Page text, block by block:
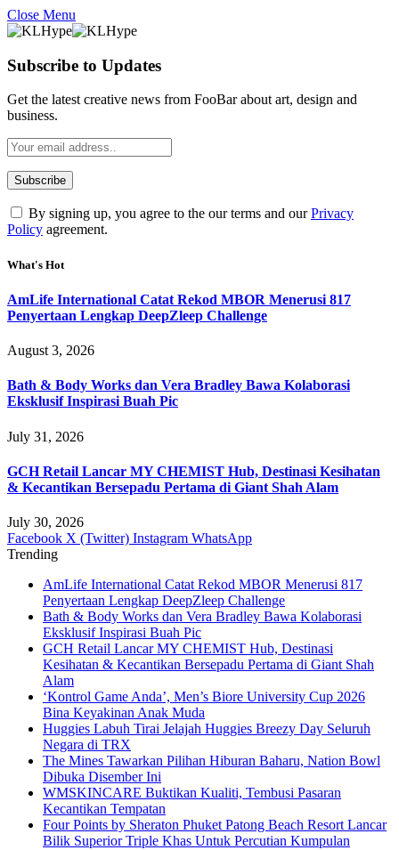
Close Menu
Subscribe to Updates
Get the latest creative news from FooBar about art, design and
business.
By signing up, you agree to the our terms and ourPrivacy
Policy agreement.
What's Hot
AmLife International Catat Rekod MBOR Menerusi 817
Penyertaan Lengkap DeepZleep Challenge
August 3, 2026
Bath & Body Works dan Vera Bradley Bawa Kolaborasi
Eksklusif Inspirasi Buah Pic
July 31, 2026
GCH Retail Lancar MY CHEMIST Hub, Destinasi Kesihatan
& Kecantikan Bersepadu Pertama di Giant Shah Alam
July 30, 2026
Facebook X (Twitter) Instagram WhatsApp
Trending
AmLife International Catat Rekod MBOR Menerusi 817
Penyertaan Lengkap DeepZleep Challenge
Bath & Body Works dan Vera Bradley Bawa Kolaborasi
Eksklusif Inspirasi Buah Pic
GCH Retail Lancar MY CHEMIST Hub, Destinasi
Kesihatan & Kecantikan Bersepadu Pertama di Giant Shah
Alam
‘Kontrol Game Anda’, Men’s Biore University Cup 2026
Bina Keyakinan Anak Muda
Huggies Labuh Tirai Jelajah Huggies Breezy Day Seluruh
Negara di TRX
The Mines Tawarkan Pilihan Hiburan Baharu, Nation Bowl
Dibuka Disember Ini
WMSKINCARE Buktikan Kualiti, Tembusi Pasaran
Kecantikan Tempatan
Four Points by Sheraton Phuket Patong Beach Resort Lancar
Bilik Superior Triple Khas Untuk Percutian Kumpulan